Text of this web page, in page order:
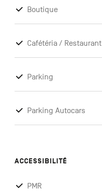
Boutique
Cafétéria / Restaurant
Parking
Parking Autocars
ACCESSIBILITÉ
PMR